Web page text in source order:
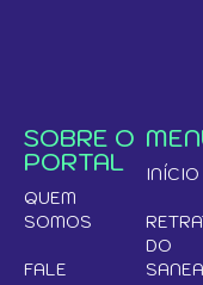
SOBRE O
PORTAL
QUEM
SOMOS
FALE
INÍCIO
DO